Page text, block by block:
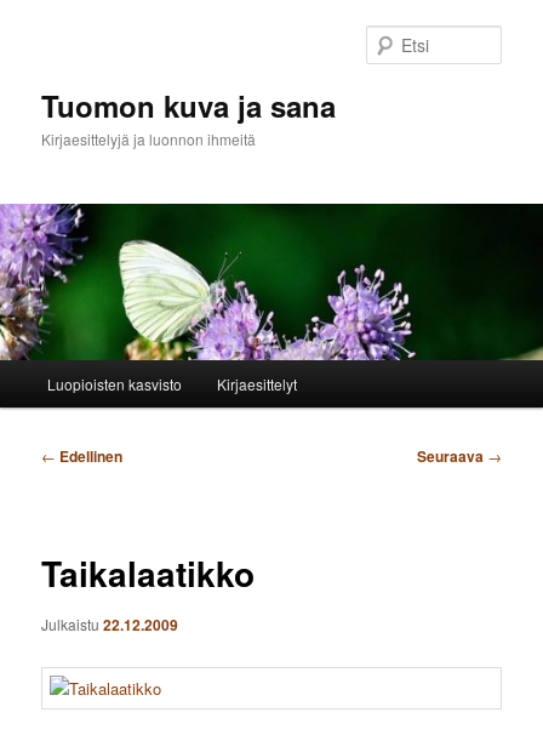
Tuomon kuva ja sana
Kirjaesittelyjä ja luonnon ihmeitä
Luopioisten kasvisto Kirjaesittelyt
Artikkelien
← Edellinen Seuraava →
Taikalaatikko
Julkaistu22.12.2009